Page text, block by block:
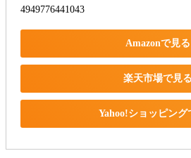
4949776441043
Amazonで見る
楽天市場で見る
Yahoo!ショッピング